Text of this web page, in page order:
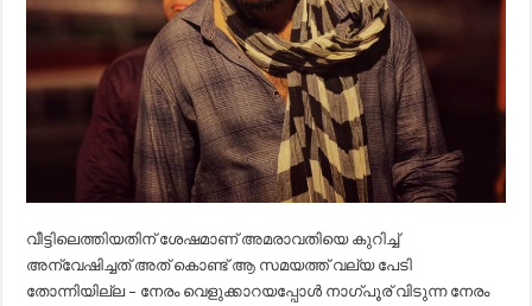
വീട്ടിലെത്തിയതിന് ശേഷമാണ് അമരാവതിയെ കുറിച്ച്
അന്വേഷിച്ചത് അത് കൊണ്ട് ആ സമയത്ത് വല്യ പേടി
തോന്നിയില്ല – നേരം വെളുക്കാറയപ്പോൾ നാഗ്പൂര് വിടുന്ന നേരം